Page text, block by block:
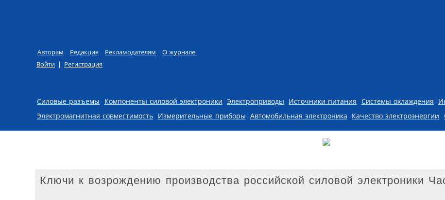
Авторам Редакция Рекламодателям
О журнале
Войти | Регистрация
Skip to content
Силовые разъемы Компоненты силовой электроники Электроприводы Источники питания Системы охлаждения
Электромагнитная совместимость Измерительные приборы Автомобильная электроника Качество электроэнергии
Ключи к возрождению производства российской силовой электроники